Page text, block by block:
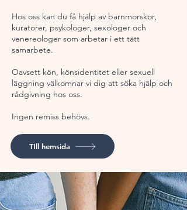
Hos oss kan du få hjälp av barnmorskor,
kuratorer, psykologer, sexologer och
venereologer som arbetar i ett tätt
samarbete.
Oavsett kön, könsidentitet eller sexuell
läggning välkomnar vi dig att söka hjälp och
rådgivning hos oss.
Ingen remiss behövs.
TIll hemsida